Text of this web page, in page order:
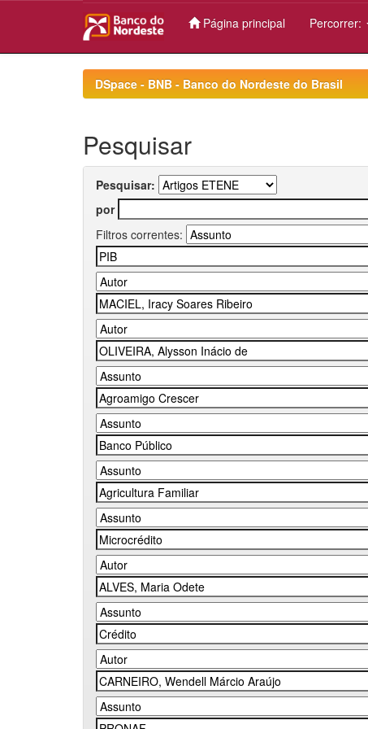
Página principal Percorrer:
DSpace - BNB - Banco do Nordeste do Brasil
Pesquisar
Pesquisar:
por
Filtros correntes: